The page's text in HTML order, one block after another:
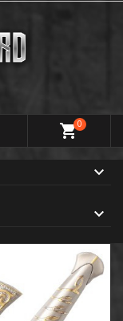
shopping_cart0